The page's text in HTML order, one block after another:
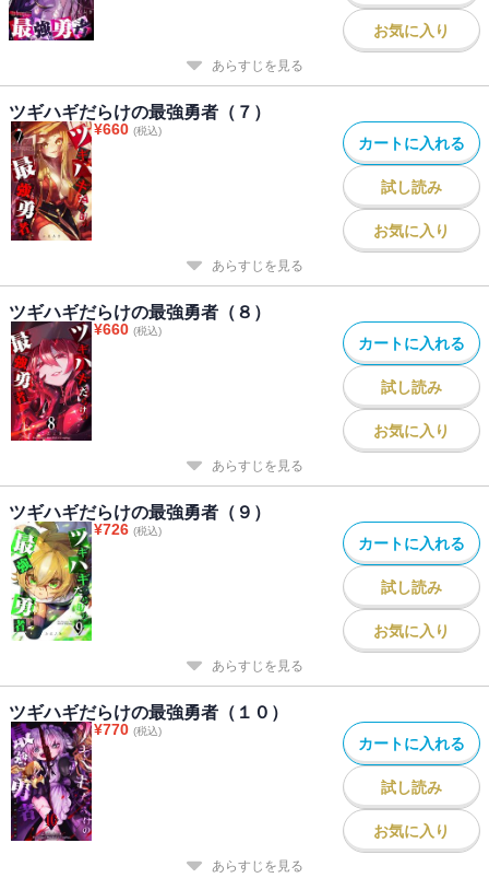
お気に入り
あらすじを見る
ツギハギだらけの最強勇者（７）
¥660 (税込)
カートに入れる
試し読み
お気に入り
あらすじを見る
ツギハギだらけの最強勇者（８）
¥660 (税込)
カートに入れる
試し読み
お気に入り
あらすじを見る
ツギハギだらけの最強勇者（９）
¥726 (税込)
カートに入れる
試し読み
お気に入り
あらすじを見る
ツギハギだらけの最強勇者（１０）
¥770 (税込)
カートに入れる
試し読み
お気に入り
あらすじを見る